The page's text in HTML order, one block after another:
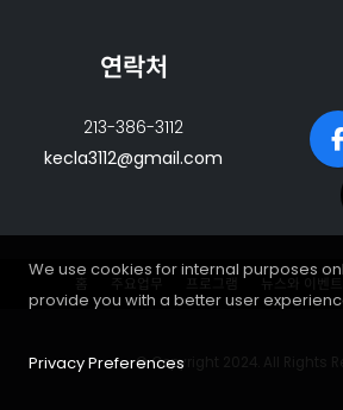
We use cookies for internal purposes
provide you with a better user
Privacy Preferences
연락처
213-386-3112
kecla3112@gmail.com
홈 주요업무 프로그램 뉴스와 이벤트
© Copyright 2024. All Rights